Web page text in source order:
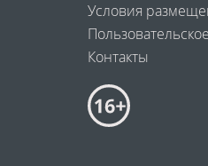
Условия
Контакты